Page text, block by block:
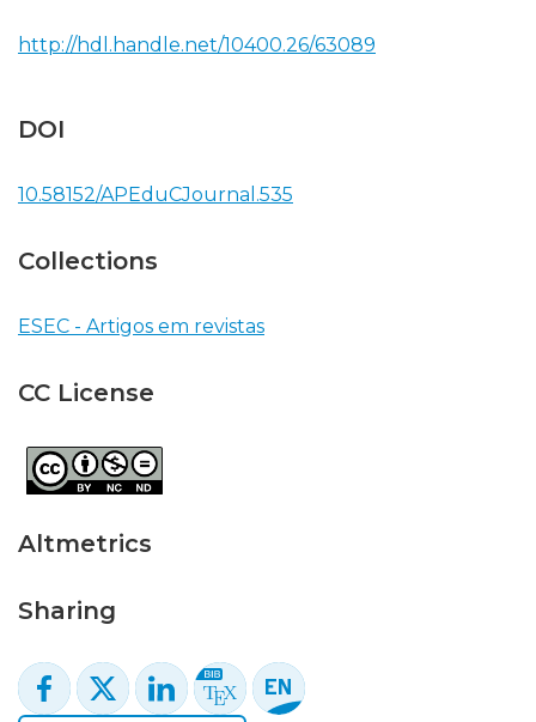
http://hdl.handle.net/10400.26/63089
DOI
10.58152/APEduCJournal.535
Collections
ESEC - Artigos em revistas
CC License
Altmetrics
Sharing